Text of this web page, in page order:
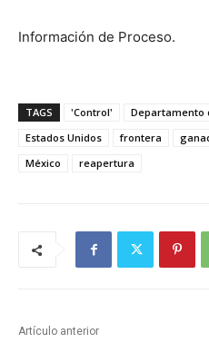
Información de Proceso.
TAGS 'Control'
Departamento
Estados Unidos
frontera
México
reapertura
Artículo anterior